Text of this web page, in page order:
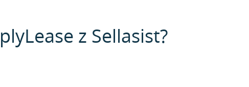
z Sellasist?